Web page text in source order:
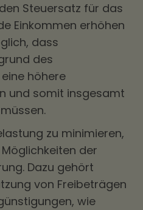
Steuersatz für das
Einkommen erhöhen
dass
des
höhere
und somit insgesamt
zu minimieren,
der
Dazu gehört
von Freibeträgen
wie